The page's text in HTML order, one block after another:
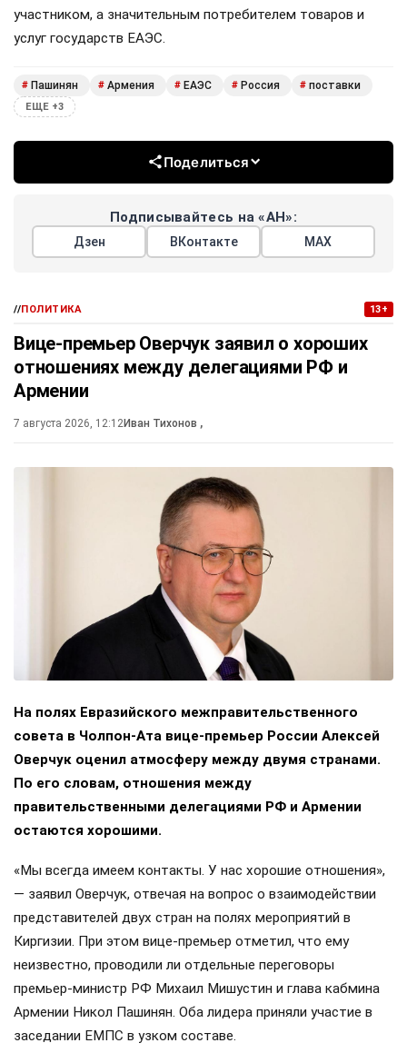
участником, а значительным потребителем товаров и
услуг государств ЕАЭС.
# Пашинян # Армения # ЕАЭС # Россия # поставки
ЕЩЕ +3
Поделиться
Подписывайтесь на «АН»:
Дзен ВКонтакте МАХ
//ПОЛИТИКА 13+
Вице-премьер Оверчук заявил о хороших
отношениях между делегациями РФ и
Армении
7 августа 2026, 12:12Иван Тихонов ,
На полях Евразийского межправительственного
совета в Чолпон-Ата вице-премьер России Алексей
Оверчук оценил атмосферу между двумя странами.
По его словам, отношения между
правительственными делегациями РФ и Армении
остаются хорошими.
«Мы всегда имеем контакты. У нас хорошие отношения»,
— заявил Оверчук, отвечая на вопрос о взаимодействии
представителей двух стран на полях мероприятий в
Киргизии. При этом вице-премьер отметил, что ему
неизвестно, проводили ли отдельные переговоры
премьер-министр РФ Михаил Мишустин и глава кабмина
Армении Никол Пашинян. Оба лидера приняли участие в
заседании ЕМПС в узком составе.